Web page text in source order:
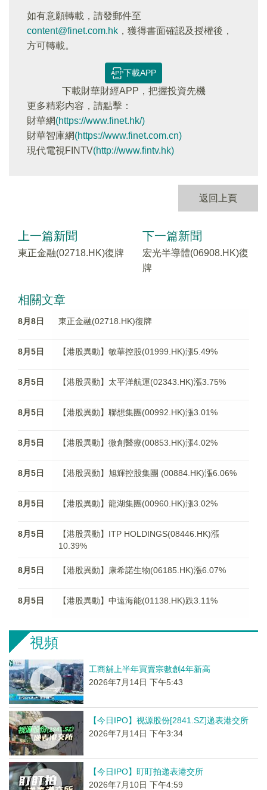
如有意願轉載，請發郵件至
content@finet.com.hk ，獲得書面確認及授權後，
方可轉載。
下載APP
下載財華財經APP，把握投資先機
更多精彩内容，請點擊：
財華網(https://www.finet.hk/)
財華智庫網(https://www.finet.com.cn)
現代電視FINTV(http://www.fintv.hk)
返回上頁
上一篇新聞
東正金融(02718.HK)復牌
下一篇新聞
宏光半導體(06908.HK)復
牌
相關文章
8月8日 東正金融(02718.HK)復牌
8月5日 【港股異動】敏華控股(01999.HK)漲5.49%
8月5日 【港股異動】太平洋航運(02343.HK)漲3.75%
8月5日 【港股異動】聯想集團(00992.HK)漲3.01%
8月5日 【港股異動】微創醫療(00853.HK)漲4.02%
8月5日 【港股異動】旭輝控股集團 (00884.HK)漲6.06%
8月5日 【港股異動】龍湖集團(00960.HK)漲3.02%
8月5日
【港股異動】ITP HOLDINGS(08446.HK)漲
10.39%
8月5日 【港股異動】康希諾生物(06185.HK)漲6.07%
8月5日 【港股異動】中遠海能(01138.HK)跌3.11%
視頻
工商舖上半年買賣宗數創4年新高
2026年7月14日 下午5:43
【今日IPO】视源股份[2841.SZ]递表港交所
2026年7月14日 下午3:34
【今日IPO】盯盯拍递表港交所
2026年7月10日 下午4:59